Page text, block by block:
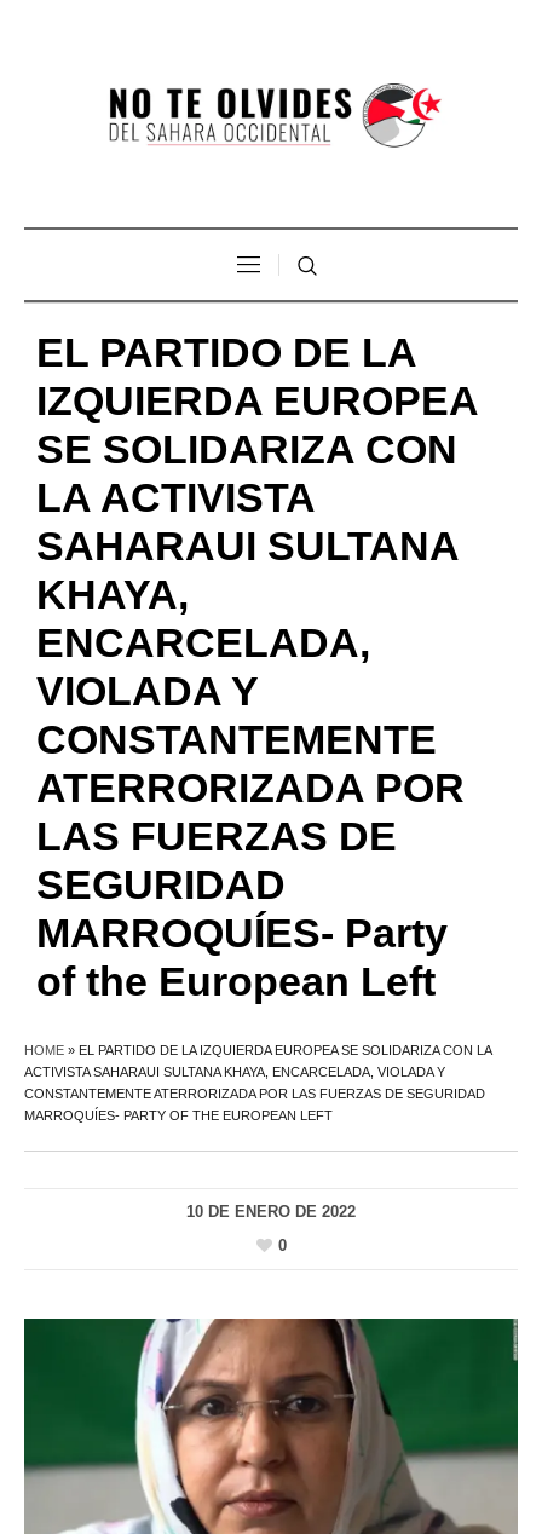
EL PARTIDO DE LA
IZQUIERDA EUROPEA
SE SOLIDARIZA CON
LA ACTIVISTA
SAHARAUI SULTANA
KHAYA,
ENCARCELADA,
VIOLADA Y
CONSTANTEMENTE
ATERRORIZADA POR
LAS FUERZAS DE
SEGURIDAD
MARROQUÍES- Party
of the European Left
HOME » EL PARTIDO DE LA IZQUIERDA EUROPEA SE SOLIDARIZA CON LA
ACTIVISTA SAHARAUI SULTANA KHAYA, ENCARCELADA, VIOLADA Y
CONSTANTEMENTE ATERRORIZADA POR LAS FUERZAS DE SEGURIDAD
MARROQUÍES- PARTY OF THE EUROPEAN LEFT
10 DE ENERO DE 2022
0